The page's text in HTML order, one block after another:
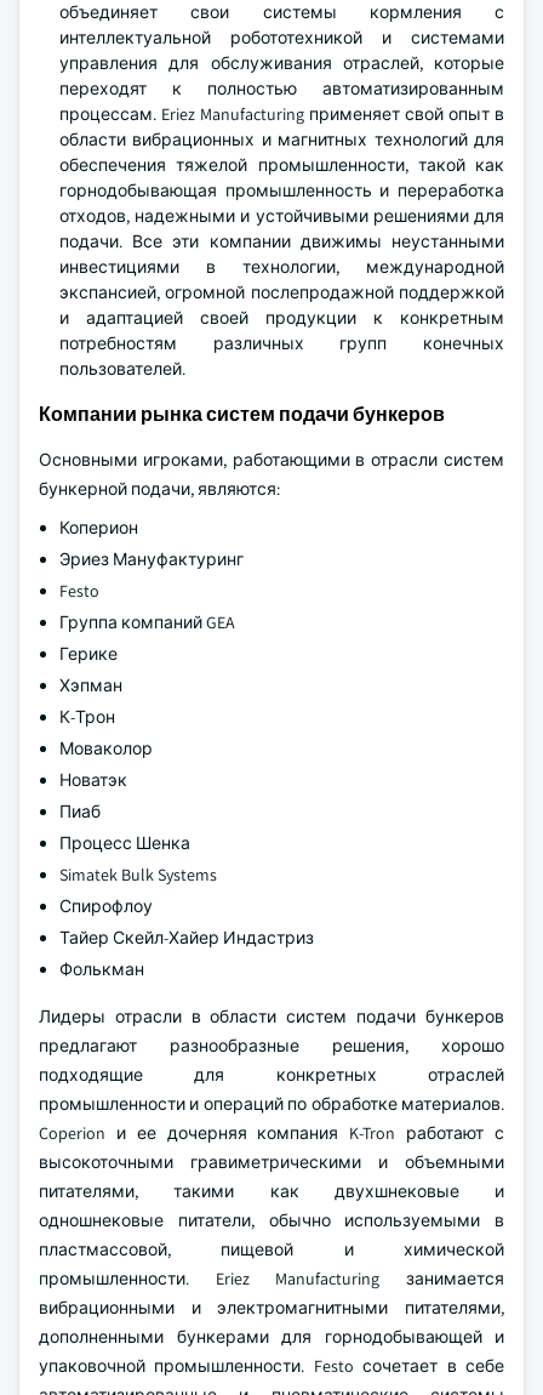
объединяет свои системы кормления с
интеллектуальной робототехникой и системами
управления для обслуживания отраслей, которые
переходят к полностью автоматизированным
процессам. Eriez Manufacturing применяет свой опыт в
области вибрационных и магнитных технологий для
обеспечения тяжелой промышленности, такой как
горнодобывающая промышленность и переработка
отходов, надежными и устойчивыми решениями для
подачи. Все эти компании движимы неустанными
инвестициями в технологии, международной
экспансией, огромной послепродажной поддержкой
и адаптацией своей продукции к конкретным
потребностям различных групп конечных
пользователей.
Компании рынка систем подачи бункеров
Основными игроками, работающими в отрасли систем
бункерной подачи, являются:
Коперион
Эриез Мануфактуринг
Festo
Группа компаний GEA
Герике
Хэпман
К-Трон
Моваколор
Новатэк
Пиаб
Процесс Шенка
Simatek Bulk Systems
Спирофлоу
Тайер Скейл-Хайер Индастриз
Фолькман
Лидеры отрасли в области систем подачи бункеров
предлагают разнообразные решения, хорошо
подходящие для конкретных отраслей
промышленности и операций по обработке материалов.
Coperion и ее дочерняя компания K-Tron работают с
высокоточными гравиметрическими и объемными
питателями, такими как двухшнековые и
одношнековые питатели, обычно используемыми в
пластмассовой, пищевой и химической
промышленности. Eriez Manufacturing занимается
вибрационными и электромагнитными питателями,
дополненными бункерами для горнодобывающей и
упаковочной промышленности. Festo сочетает в себе